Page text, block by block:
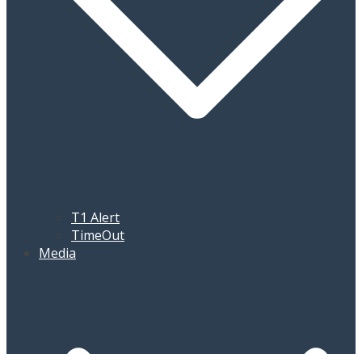
T1 Alert
TimeOut
Media